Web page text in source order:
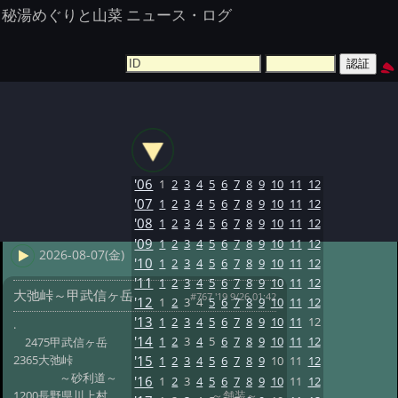
秘湯めぐりと山菜 ニュース・ログ
2026-08-07(金)
大弛峠～甲武信ヶ岳 #767 '19 9/26 01:42
.
2475甲武信ヶ岳
2365大弛峠
～砂利道～
'06 1 2 3 4 5 6 7 8 9 10 11 12
'07 1 2 3 4 5 6 7 8 9 10 11 12
'08 1 2 3 4 5 6 7 8 9 10 11 12
'09 1 2 3 4 5 6 7 8 9 10 11 12
'10 1 2 3 4 5 6 7 8 9 10 11 12
'11 1 2 3 4 5 6 7 8 9 10 11 12
'12 1 2 3 4 5 6 7 8 9 10 11 12
'13 1 2 3 4 5 6 7 8 9 10 11 12
'14 1 2 3 4 5 6 7 8 9 10 11 12
'15 1 2 3 4 5 6 7 8 9 10 11 12
'16 1 2 3 4 5 6 7 8 9 10 11 12